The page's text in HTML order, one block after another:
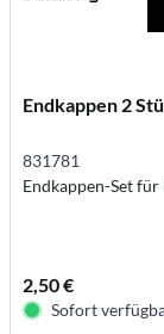
Endkappen 2
831781
Endkappen-Set
2,50 €
Sofort